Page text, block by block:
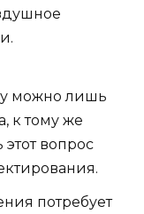
можно лишь
к тому же
вопрос
потребует